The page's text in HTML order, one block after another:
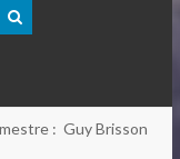
: Guy Brisson